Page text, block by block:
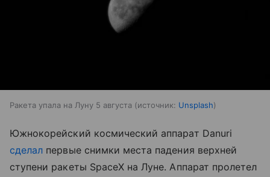
Ракета упала на Луну 5 августа источник: Unsplash
Южнокорейский космический аппарат Danuri
сделал первые снимки места падения верхней
ступени ракеты SpaceX на Луне. Аппарат пролетел